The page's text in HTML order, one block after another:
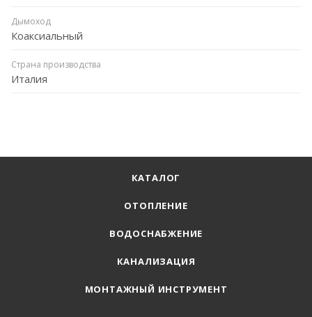
Дымоход
Коаксиальный
Страна производства
Италия
КАТАЛОГ
ОТОПЛЕНИЕ
ВОДОСНАБЖЕНИЕ
КАНАЛИЗАЦИЯ
МОНТАЖНЫЙ ИНСТРУМЕНТ